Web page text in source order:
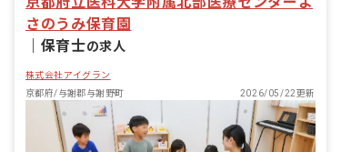
さのうみ保育園
保育士の求人
株式会社アイグラン
京都府/与謝郡与謝野町
2026/05/22更新